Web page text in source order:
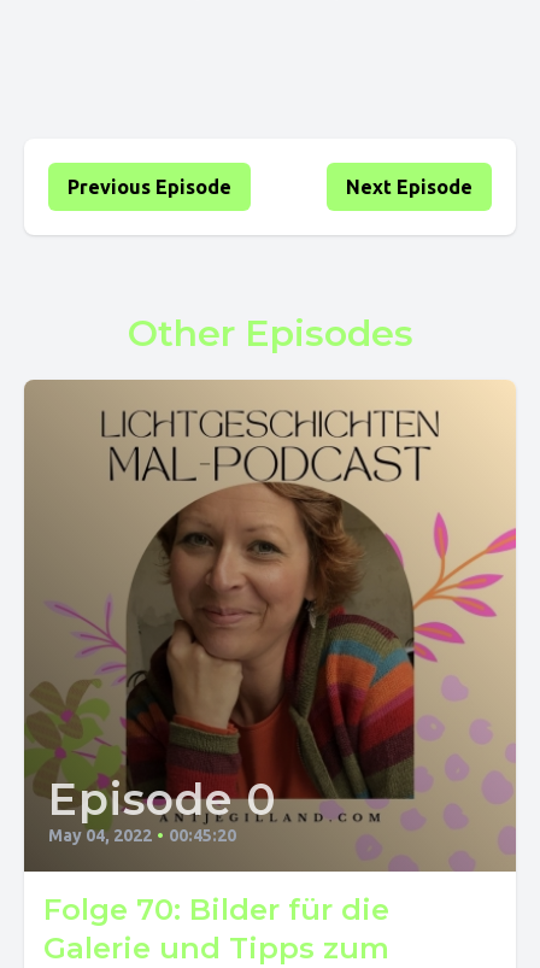
Previous Episode Next Episode
Other Episodes
Episode 0
May 04, 2022 • 00:45:20
Folge 70: Bilder für die
Galerie und Tipps zum